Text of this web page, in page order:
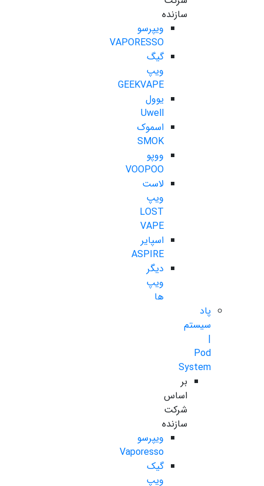
سازنده
ویپرسو
VAPORESSO
گیگ
ویپ
GEEKVAPE
یوول
Uwell
اسموک
SMOK
ووپو
VOOPOO
لاست
ویپ
LOST
VAPE
اسپایر
ASPIRE
دیگر
ویپ
ها
پاد
سیستم
|
Pod
System
بر
اساس
شرکت
سازنده
ویپرسو
Vaporesso
گیک
ویپ